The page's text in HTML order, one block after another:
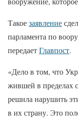
Такоезаявление
парламента по
передаетГлавпост.
«Дело в том, что
жившей в пределах
решила нарушить
в их страну. Это